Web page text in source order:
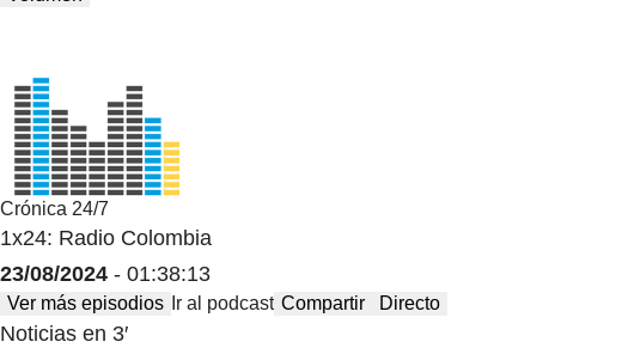
Crónica 24/7
1x24: Radio Colombia
23/08/2024 - 01:38:13
Ver más episodios Ir al podcast Compartir Directo
Noticias en 3′